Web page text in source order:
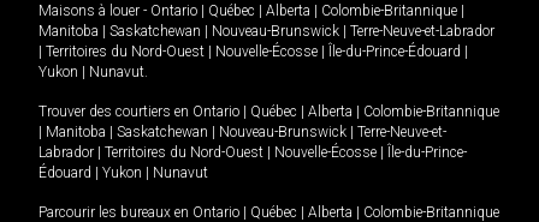
Maisons à louer - Ontario Québec Alberta Colombie-Britannique
Manitoba
Saskatchewan Nouveau-Brunswick
Terre-Neuve-et-Labrador
Territoires du Nord-Ouest Nouvelle-Écosse Île-du-Prince-Édouard
Yukon
Nunavut.
Trouver des courtiers en Ontario Québec Alberta
Colombie-Britannique
Manitoba Saskatchewan Nouveau-Brunswick
Terre-Neuve-et-
Labrador
Territoires du Nord-Ouest Nouvelle-Écosse
Île-du-Prince-
Édouard
Yukon Nunavut
Parcourir les bureaux en Ontario Québec Alberta
Colombie-Britannique